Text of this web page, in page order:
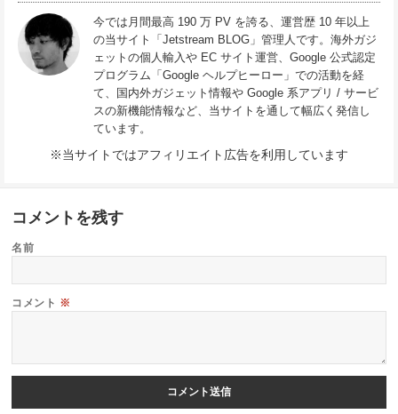
今では月間最高 190 万 PV を誇る、運営歴 10 年以上
の当サイト「Jetstream BLOG」管理人です。海外ガジ
ェットの個人輸入や EC サイト運営、Google 公式認定
プログラム「Google ヘルプヒーロー」での活動を経
て、国内外ガジェット情報や Google 系アプリ / サービ
スの新機能情報など、当サイトを通して幅広く発信し
ています。
※当サイトではアフィリエイト広告を利用しています
コメントを残す
名前
コメント ※